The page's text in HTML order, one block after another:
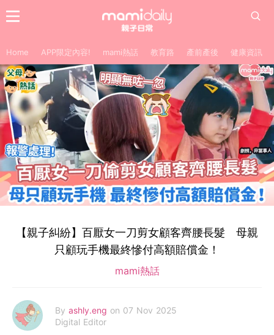
Home APP限定內容! mami熱話 教育路 產前產後 健康資訊
【親子糾紛】百厭女一刀剪女顧客齊腰長髮 母親
只顧玩手機最終慘付高額賠償金！
mami熱話
By ashly.eng on 07 Nov 2025
Digital Editor